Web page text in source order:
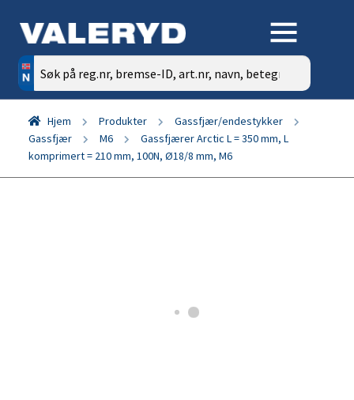
Søk
etter:
Hjem Produkter
Gassfjær/endestykker
Gassfjær
M6
Gassfjærer Arctic L = 350 mm, L
komprimert = 210 mm, 100N, Ø18/8 mm, M6